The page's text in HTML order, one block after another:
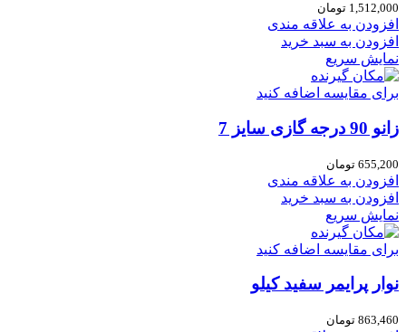
1,512,000 تومان
افزودن به علاقه مندی
افزودن به سبد خرید
نمایش سریع
برای مقایسه اضافه کنید
زانو 90 درجه گازی سایز 7
655,200 تومان
افزودن به علاقه مندی
افزودن به سبد خرید
نمایش سریع
برای مقایسه اضافه کنید
نوار پرایمر سفید کیلو
863,460 تومان